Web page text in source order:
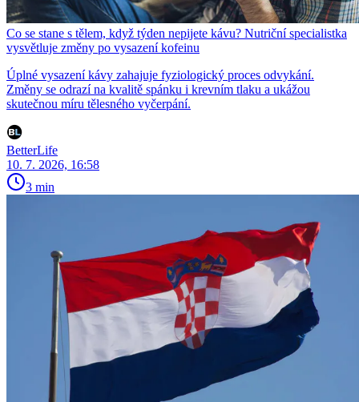
Co se stane s tělem, když týden nepijete kávu? Nutriční specialistka
vysvětluje změny po vysazení kofeinu
Úplné vysazení kávy zahajuje fyziologický proces odvykání.
Změny se odrazí na kvalitě spánku i krevním tlaku a ukážou
skutečnou míru tělesného vyčerpání.
BetterLife
10. 7. 2026, 16:58
3 min